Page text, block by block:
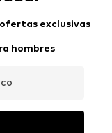
exclusivas
hombres